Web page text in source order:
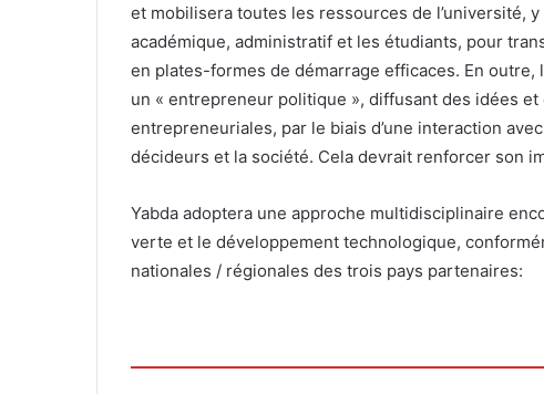
et mobilisera toutes les ressources de l’université,
académique, administratif et les étudiants, pour
en plates-formes de démarrage efficaces. En outre,
un « entrepreneur politique », diffusant des idées et
entrepreneuriales, par le biais d’une interaction
décideurs et la société. Cela devrait renforcer son
Yabda adoptera une approche multidisciplinaire
verte et le développement technologique,
nationales / régionales des trois pays partenaires: